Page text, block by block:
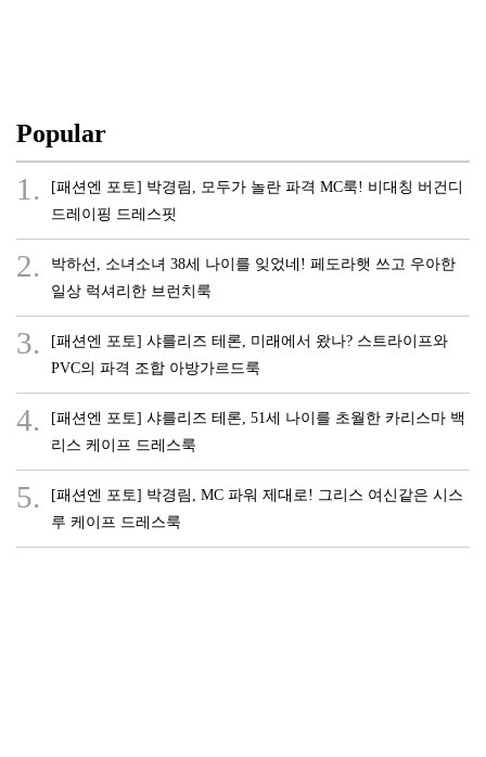
Popular
1.
[패션엔 포토] 박경림, 모두가 놀란 파격 MC룩! 비대칭 버건디
드레이핑 드레스핏
2.
박하선, 소녀소녀 38세 나이를 잊었네! 페도라햇 쓰고 우아한
일상 럭셔리한 브런치룩
3.
[패션엔 포토] 샤를리즈 테론, 미래에서 왔나? 스트라이프와
PVC의 파격 조합 아방가르드룩
4.
[패션엔 포토] 샤를리즈 테론, 51세 나이를 초월한 카리스마 백
리스 케이프 드레스룩
5.
[패션엔 포토] 박경림, MC 파워 제대로! 그리스 여신같은 시스
루 케이프 드레스룩